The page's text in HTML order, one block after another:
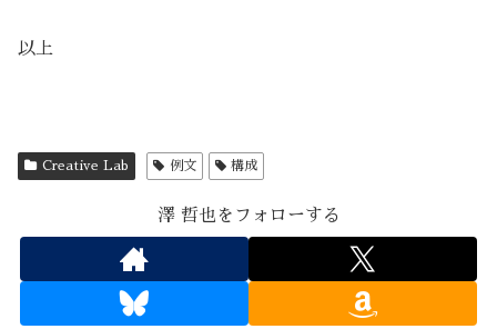
以上
Creative Lab 例文 構成
澤 哲也をフォローする